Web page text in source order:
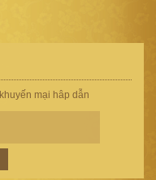
mại hâp dẫn